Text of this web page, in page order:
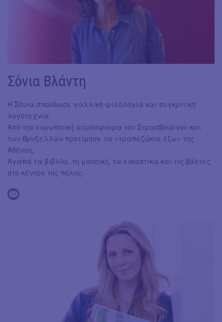
Σόνια Βλάντη
Η Σόνια σπούδασε γαλλική φιλολογία και συγκριτική
λογοτεχνία.
Από την ευρωπαική ατμόσφαιρα του Στρασβούργου και
των Βρυξελλών προτίμησε τα «τραπεζάκια έξω» της
Αθήνας.
Αγαπά τα βιβλία, τη μουσική, τα εικαστικά και τις βόλτες
στο κέντρο της πόλης.